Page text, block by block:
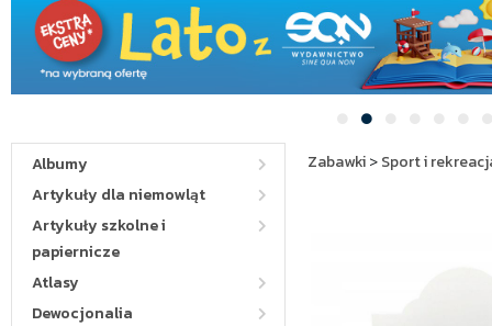
Albumy
Artykuły dla niemowląt
Artykuły szkolne i
papiernicze
Atlasy
Dewocjonalia
Zabawki>Sport i